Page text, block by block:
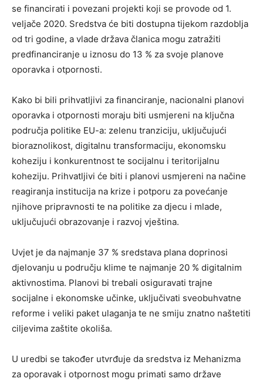
se financirati i povezani projekti koji se provode od 1.
veljače 2020. Sredstva će biti dostupna tijekom razdoblja
od tri godine, a vlade država članica mogu zatražiti
predfinanciranje u iznosu do 13 % za svoje planove
oporavka i otpornosti.
Kako bi bili prihvatljivi za financiranje, nacionalni planovi
oporavka i otpornosti moraju biti usmjereni na ključna
područja politike EU-a: zelenu tranziciju, uključujući
bioraznolikost, digitalnu transformaciju, ekonomsku
koheziju i konkurentnost te socijalnu i teritorijalnu
koheziju. Prihvatljivi će biti i planovi usmjereni na načine
reagiranja institucija na krize i potporu za povećanje
njihove pripravnosti te na politike za djecu i mlade,
uključujući obrazovanje i razvoj vještina.
Uvjet je da najmanje 37 % sredstava plana doprinosi
djelovanju u području klime te najmanje 20 % digitalnim
aktivnostima. Planovi bi trebali osiguravati trajne
socijalne i ekonomske učinke, uključivati sveobuhvatne
reforme i veliki paket ulaganja te ne smiju znatno naštetiti
ciljevima zaštite okoliša.
U uredbi se također utvrđuje da sredstva iz Mehanizma
za oporavak i otpornost mogu primati samo države